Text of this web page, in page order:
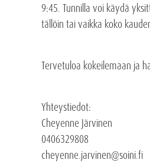
9:45. Tunnilla voi käydä
tällöin tai vaikka koko
Tervetuloa kokeilemaan ja
Yhteystiedot:
Cheyenne Järvinen
0406329808
cheyenne.jarvinen@soini.fi